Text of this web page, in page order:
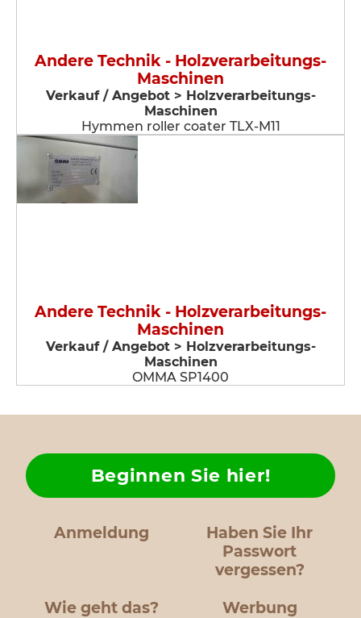
Andere Technik - Holzverarbeitungs-
Maschinen
Verkauf / Angebot > Holzverarbeitungs-
Maschinen
Hymmen roller coater TLX-M11
Andere Technik - Holzverarbeitungs-
Maschinen
Verkauf / Angebot > Holzverarbeitungs-
Maschinen
OMMA SP1400
Anmeldung
Haben Sie Ihr
Passwort
vergessen?
Wie geht das?
Beginnen Sie hier!
Werbung